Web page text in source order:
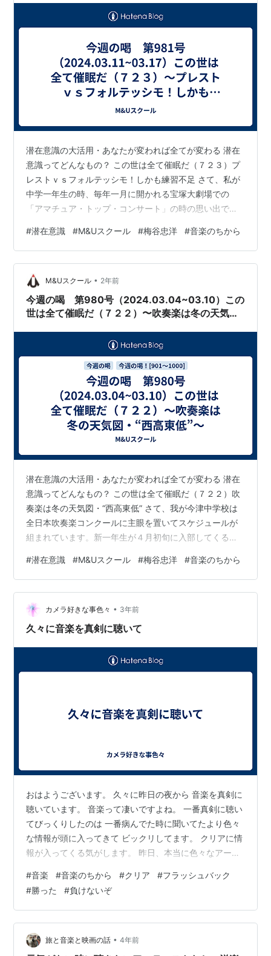
潜在意識の大活用・あなたが変われば全てが変わる 潜在
意識ってどんなもの？ この世は全て催眠だ（７２３）プ
レストｖｓフォルテッシモ！しかも練習不足 さて、私が
中学一年生の時、毎年一月に開かれる宝塚大劇場での
「アマチュア・トップ・コンサート」の時の思い出で
全員が暗譜（楽譜を見ないで演奏する）で合同演奏して
フィナーレを飾るのですが、私が中一の時の一番最後
は、数年前に大ヒットした映画でイタリア・アメリカの
合作大作「エル・シド」のテーマでした。日本では１９
６２年に封切られていました。 大スペクタクル映画と言
えば、最も有名なものは「ベン・ハー」です。この種…
#潜在意識 #M&Uスクール #梅谷忠洋 #音楽のちから
M&Uスクール • 2年前
今週の喝 第980号（2024.03.04~03.10）この
世は全て催眠だ（７２２）〜吹奏楽は冬の天気
潜在意識の大活用・あなたが変われば全てが変わる 潜在
意識ってどんなもの？ この世は全て催眠だ（７２２）吹
奏楽は冬の天気図・“西高東低” さて、我が今津中学校は
全日本吹奏楽コンクールに主眼を置いてスケジュールが
組まれています。新一年生が４月初旬に入部してくると
させます。曲目は①「アチーブメント（達成）」、
②「海兵隊」、③「ミリタリー・エスコート」、この３
曲は５月のゴールデンウイーク明けに行われる今津中学
校吹奏楽部定期演奏会の定番です。この定期演奏会で
は、上級生（２，３年生）は自由曲を父兄達に初お披露
#潜在意識 #M&Uスクール #梅谷忠洋 #音楽のちから
カメラ好きな事色々 • 3年前
久々に音楽を真剣に聴いて
おはようございます。 久々に昨日の夜から 音楽を真剣に
聴いています。 音楽って凄いですよね。 一番真剣に聴い
てびっくりしたのは 一番病んでた時に聞いてたより色々
な情報が頭に入ってきて ビックリしてます。 クリアに情
報が入ってくる気がします。 昨日、本当に色々なアーテ
しながら、 本当に音楽聴いてると その頃の思い出まで良
いことも、悪いことも 思い出してきます。 色々合ったな
って、、、 一番辛かった時な苦手だった曲にも 挑戦して
みました。 なんとかフラッシュバックせずに 勝ちまし
た。 負けないぞ！！ ランキング参加中メンタル ランキ
#音楽 #音楽のちから #クリア #フラッシュバック
#勝った #負けないぞ
旅と音楽と映画の話 • 4年前